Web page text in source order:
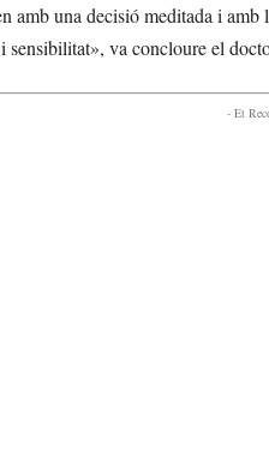
amb una decisió meditada i
sensibilitat», va concloure el
- Et